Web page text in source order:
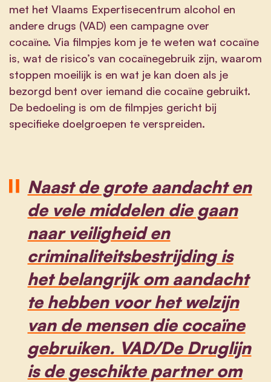
met het Vlaams Expertisecentrum alcohol en
andere drugs (VAD) een campagne over
cocaïne. Via filmpjes kom je te weten wat cocaïne
is, wat de risico’s van cocaïnegebruik zijn, waarom
stoppen moeilijk is en wat je kan doen als je
bezorgd bent over iemand die cocaïne gebruikt.
De bedoeling is om de filmpjes gericht bij
specifieke doelgroepen te verspreiden.
Naast de grote aandacht en
de vele middelen die gaan
naar veiligheid en
criminaliteitsbestrijding is
het belangrijk om aandacht
te hebben voor het welzijn
van de mensen die cocaïne
gebruiken. VAD/De Druglijn
is de geschikte partner om